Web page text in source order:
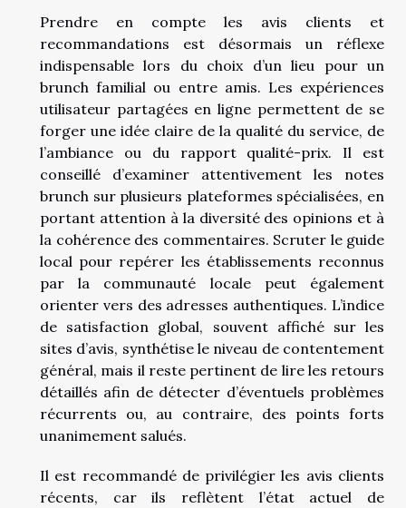
Prendre en compte les avis clients et
recommandations est désormais un réflexe
indispensable lors du choix d’un lieu pour un
brunch familial ou entre amis. Les expériences
utilisateur partagées en ligne permettent de se
forger une idée claire de la qualité du service, de
l’ambiance ou du rapport qualité-prix. Il est
conseillé d’examiner attentivement les notes
brunch sur plusieurs plateformes spécialisées, en
portant attention à la diversité des opinions et à
la cohérence des commentaires. Scruter le guide
local pour repérer les établissements reconnus
par la communauté locale peut également
orienter vers des adresses authentiques. L’indice
de satisfaction global, souvent affiché sur les
sites d’avis, synthétise le niveau de contentement
général, mais il reste pertinent de lire les retours
détaillés afin de détecter d’éventuels problèmes
récurrents ou, au contraire, des points forts
unanimement salués.
Il est recommandé de privilégier les avis clients
récents, car ils reflètent l’état actuel de